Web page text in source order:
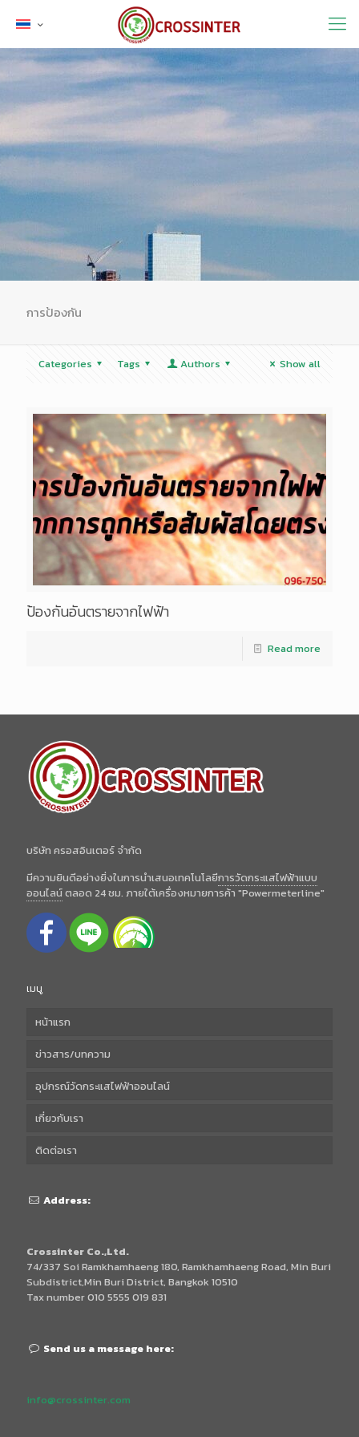
การป้องกัน
Categories Tags Authors Show all
ป้องกันอันตรายจากไฟฟ้า
Read more
บริษัท ครอสอินเตอร์ จำกัด
มีความยินดีอย่างยิ่งในการนำเสนอเทคโนโลยีการวัดกระแสไฟฟ้าแบบ
ออนไลน์ตลอด 24 ชม. ภายใต้เครื่องหมายการค้า "Powermeterline"
เมนู
หน้าแรก
ข่าวสาร/บทความ
อุปกรณ์วัดกระแสไฟฟ้าออนไลน์
เกี่ยวกับเรา
ติดต่อเรา
Address:
Crossinter Co.,Ltd.
74/337 Soi Ramkhamhaeng 180, Ramkhamhaeng Road, Min Buri
Subdistrict,Min Buri District, Bangkok 10510
Tax number 010 5555 019 831
Send us a message here:
info@crossinter.com